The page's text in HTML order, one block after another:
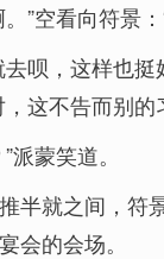
”空看向符景
呗，这样也挺
这不告而别的
派蒙笑道。
半就之间，符
会的会场。